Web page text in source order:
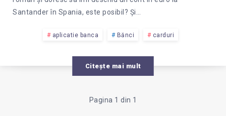
UN
CONT
ÎN
Santander în Spania, este posibil? Și…
aplicatie banca Bănci carduri
Citește mai mult
Pagina 1 din 1